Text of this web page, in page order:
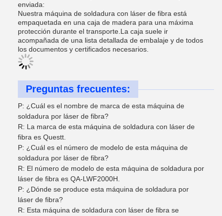
enviada:
Nuestra máquina de soldadura con láser de fibra está
empaquetada en una caja de madera para una máxima
protección durante el transporte.La caja suele ir
acompañada de una lista detallada de embalaje y de todos
los documentos y certificados necesarios.
Preguntas frecuentes:
P: ¿Cuál es el nombre de marca de esta máquina de
soldadura por láser de fibra?
R: La marca de esta máquina de soldadura con láser de
fibra es Questt.
P: ¿Cuál es el número de modelo de esta máquina de
soldadura por láser de fibra?
R: El número de modelo de esta máquina de soldadura por
láser de fibra es QA-LWF2000H.
P: ¿Dónde se produce esta máquina de soldadura por
láser de fibra?
R: Esta máquina de soldadura con láser de fibra se